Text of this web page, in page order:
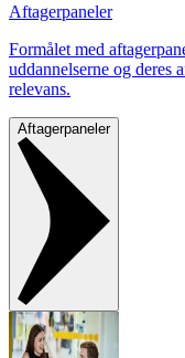
Aftagerpaneler
Formålet med
uddannelserne og deres
relevans.
Aftagerpaneler